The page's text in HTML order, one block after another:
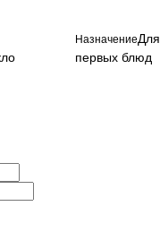
НазначениеДля
первых блюд